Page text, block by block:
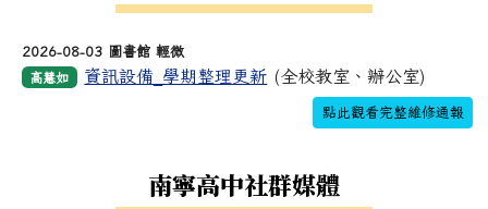
2026-08-03 圖書館 輕微
高慧如 資訊設備_學期整理更新 (全校教室、辦公室)
點此觀看完整維修通報
南寧高中社群媒體